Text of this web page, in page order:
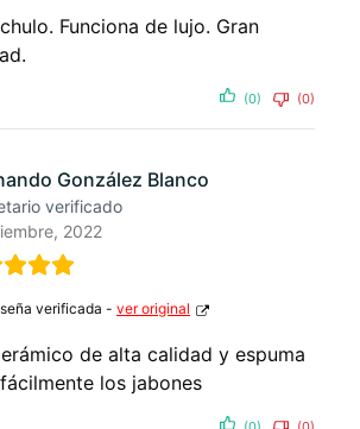
Funciona de lujo. Gran
(0) (0)
González Blanco
verificado
2022
verificada - ver original
de alta calidad y espuma
los jabones